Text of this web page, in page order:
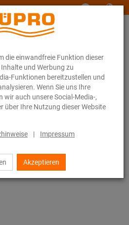
die einwandfreie Funktion dieser
und Werbung zu
Funktionen bereitzustellen und
Wenn Sie uns Ihre
wir auch unsere Social-Media-,
über Ihre Nutzung dieser Website
| Impressum
Akzeptieren
Lüftungsbefestigung
Lüftungsbefestigung
71 / 85